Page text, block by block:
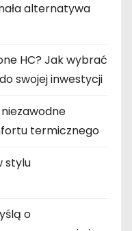
alternatywa
HC? Jak wybrać
swojej inwestycji
termicznego
stylu
o